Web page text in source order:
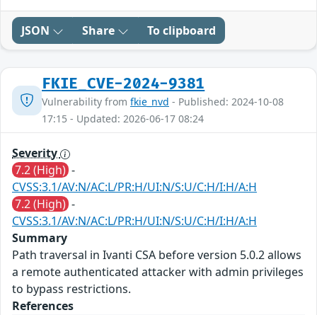
JSON Share To clipboard
FKIE_CVE-2024-9381
Vulnerability from fkie_nvd - Published: 2024-10-08
17:15 - Updated: 2026-06-17 08:24
Severity
7.2 (High) -
CVSS:3.1/AV:N/AC:L/PR:H/UI:N/S:U/C:H/I:H/A:H
7.2 (High) -
CVSS:3.1/AV:N/AC:L/PR:H/UI:N/S:U/C:H/I:H/A:H
Summary
Path traversal in Ivanti CSA before version 5.0.2 allows
a remote authenticated attacker with admin privileges
to bypass restrictions.
References